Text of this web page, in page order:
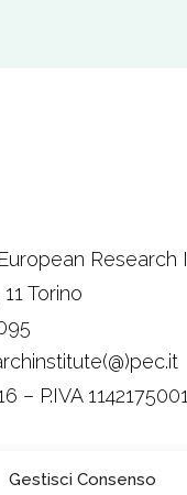
Gestisci Consenso
Research
Torino
– P.IVA